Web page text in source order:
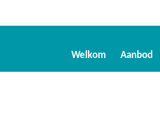
Welkom Aanbod